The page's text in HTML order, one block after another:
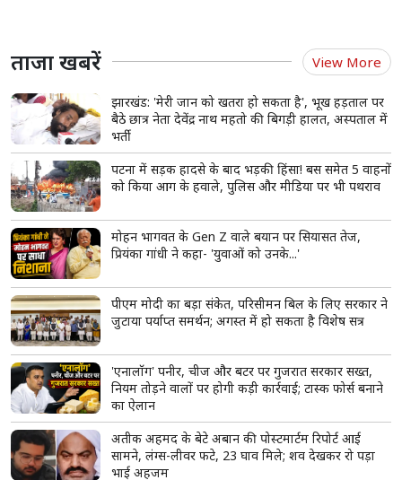
क्या लव बाइट जानलेवा हो सकता है? जानें कब बनता है
यह गंभीर खतरा और किन उपायों से पा सकते हैं राहत
लव बाइट प्यार की निशानी है, लेकिन कभी-कभी खतरे की वजह भी बन
सकती है।
एक छोटा सा निशान स्ट्रोक जैसी गंभीर समस्या से जुड़ा हो सकता है।
जानिए कब हिक्की सामान्य है और कब सतर्क होने की जरूरत है।
read more
ताजा खबरें View More